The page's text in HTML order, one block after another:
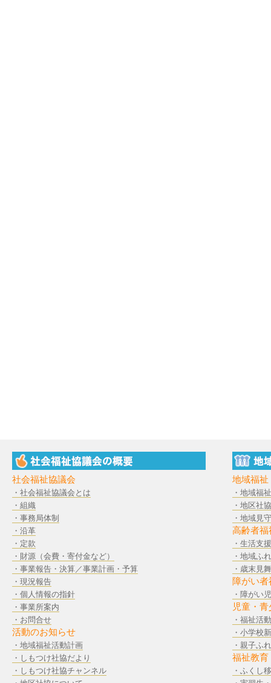
社会福祉協議会
・社会福祉協議会とは
・組織
・事務局体制
・沿革
・定款
・財源（会費・寄付金など）
・事業報告・決算／事業計画・予算
・現況報告
・個人情報の指針
・事業所案内
・お問合せ
活動のお知らせ
・地域福祉活動計画
・しもつけ社協だより
・しもつけ社協チャンネル
地域福祉
・地域福
・地区社
・地域見
高齢者福
・生活支
・地域ふ
・歳末見
障がい者
・障がい
児童・
・福祉活
・小学校
・親子ふ
福祉教育
・ふくし